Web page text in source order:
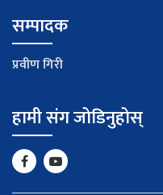
सम्पादक
प्रवीण गिरी
हामी संग जोडिनुहोस्